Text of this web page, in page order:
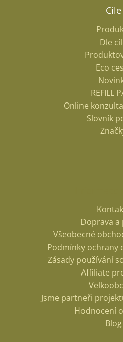
Cíle
Dle
Eco
REFILL
Online
Slovník
Doprava a
Všeobecné
Podmínky ochrany
Zásady používání
Affiliate
Jsme partneři
Hodnocení
Blog